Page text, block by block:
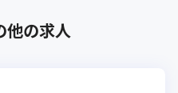
他の求人